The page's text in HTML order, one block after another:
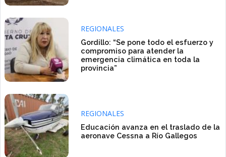
REGIONALES
Gordillo: “Se pone todo el esfuerzo y
compromiso para atender la
emergencia climática en toda la
provincia”
REGIONALES
Educación avanza en el traslado de la
aeronave Cessna a Río Gallegos